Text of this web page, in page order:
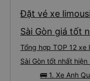
Đặt vé xe
Sài Gòn giá tốt
Tổng hợp TOP 12 xe
Sài Gòn tốt nhất
🚌 1. Xe Anh